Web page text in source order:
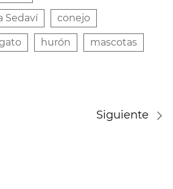
Sedaví conejo
hurón mascotas
Siguiente